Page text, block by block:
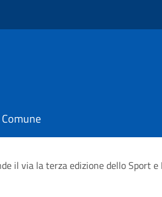
il via la terza edizione dello Sport e